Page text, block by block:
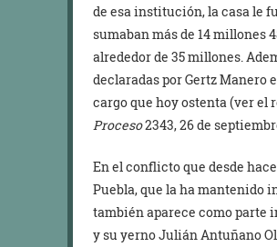
de esa institución, la casa le
sumaban más de 14 millones
alrededor de 35 millones.
declaradas por Gertz Manero
cargo que hoy ostenta (ver el
Proceso2343, 26 de
En el conflicto que desde
Puebla, que la ha mantenido
también aparece como parte
y su yerno Julián Antuñano